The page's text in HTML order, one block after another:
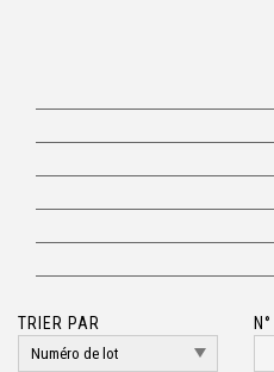
TRIER PAR